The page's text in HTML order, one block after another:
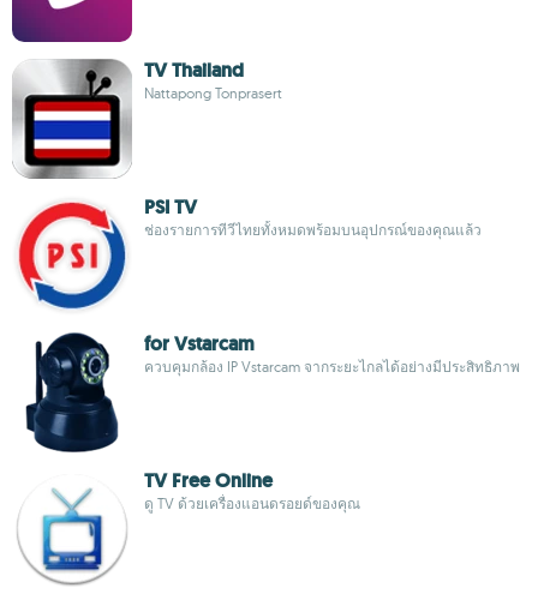
TV Thailand
Nattapong Tonprasert
PSI TV
ช่องรายการทีวีไทยทั้งหมดพร้อมบนอุปกรณ์ของคุณแล้ว
for Vstarcam
ควบคุมกล้อง IP Vstarcam จากระยะไกลได้อย่างมีประสิทธิภาพ
TV Free Online
ดู TV ด้วยเครื่องแอนดรอยด์ของคุณ